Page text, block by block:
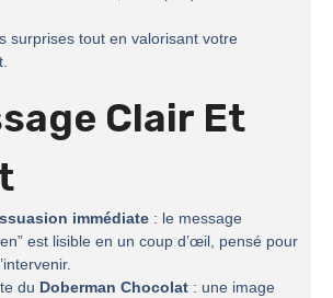
surprises tout en valorisant votre
Clair Et
immédiate : le message
est lisible en un coup d’œil, pensé pour
du Doberman Chocolat : une image